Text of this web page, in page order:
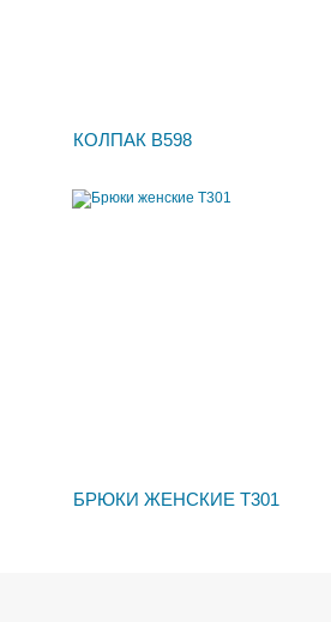
КОЛПАК В598
БРЮКИ ЖЕНСКИЕ Т301